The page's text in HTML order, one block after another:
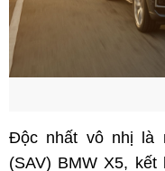
Độc nhất vô nhị là
(SAV) BMW X5,